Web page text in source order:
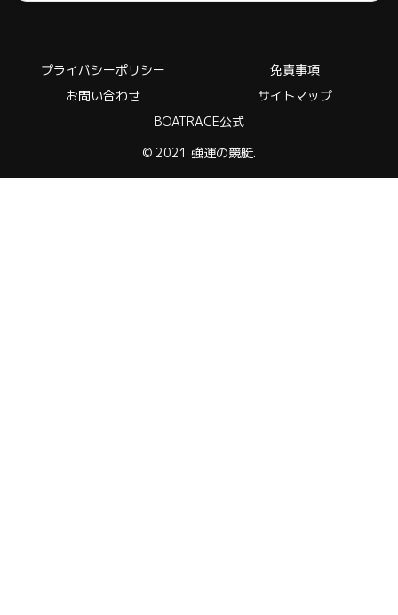
プライバシーポリシー
免責事項
お問い合わせ
サイトマップ
BOATRACE公式
© 2021 強運の競艇.